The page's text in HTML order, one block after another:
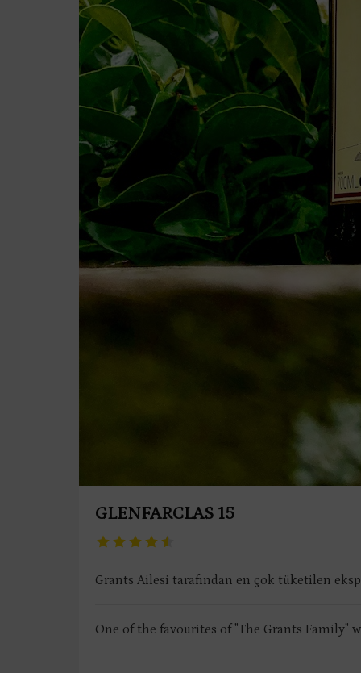
GLENFARCLAS 15
Grants Ailesi tarafından en çok tüketilen
One of the favourites of "The Grants Family"